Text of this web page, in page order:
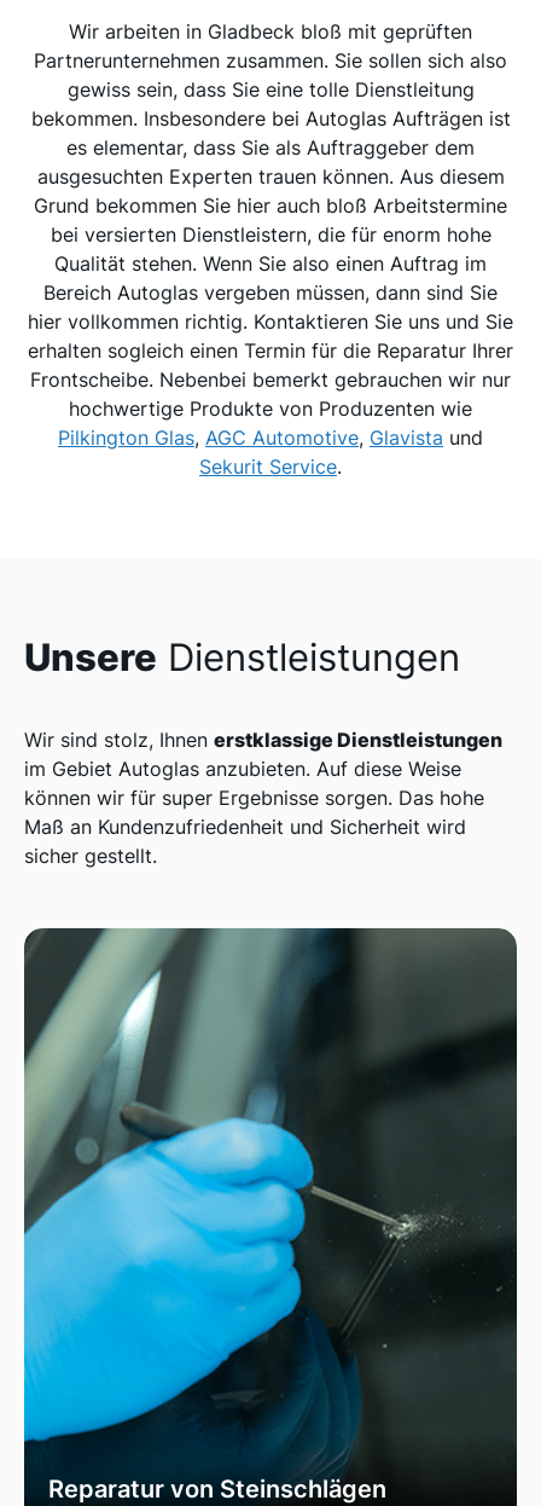
Wir arbeiten in Gladbeck bloß mit geprüften
Partnerunternehmen zusammen. Sie sollen sich also
gewiss sein, dass Sie eine tolle Dienstleitung
bekommen. Insbesondere bei Autoglas Aufträgen ist
es elementar, dass Sie als Auftraggeber dem
ausgesuchten Experten trauen können. Aus diesem
Grund bekommen Sie hier auch bloß Arbeitstermine
bei versierten Dienstleistern, die für enorm hohe
Qualität stehen. Wenn Sie also einen Auftrag im
Bereich Autoglas vergeben müssen, dann sind Sie
hier vollkommen richtig. Kontaktieren Sie uns und Sie
erhalten sogleich einen Termin für die Reparatur Ihrer
Frontscheibe. Nebenbei bemerkt gebrauchen wir nur
hochwertige Produkte von Produzenten wie
Pilkington Glas, AGC Automotive, Glavista und
Sekurit Service.
Unsere Dienstleistungen
Wir sind stolz, Ihnen erstklassige Dienstleistungen
im Gebiet Autoglas anzubieten. Auf diese Weise
können wir für super Ergebnisse sorgen. Das hohe
Maß an Kundenzufriedenheit und Sicherheit wird
sicher gestellt.
Reparatur von Steinschlägen